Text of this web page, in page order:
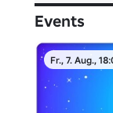
Events
Fr., 7. Aug.,